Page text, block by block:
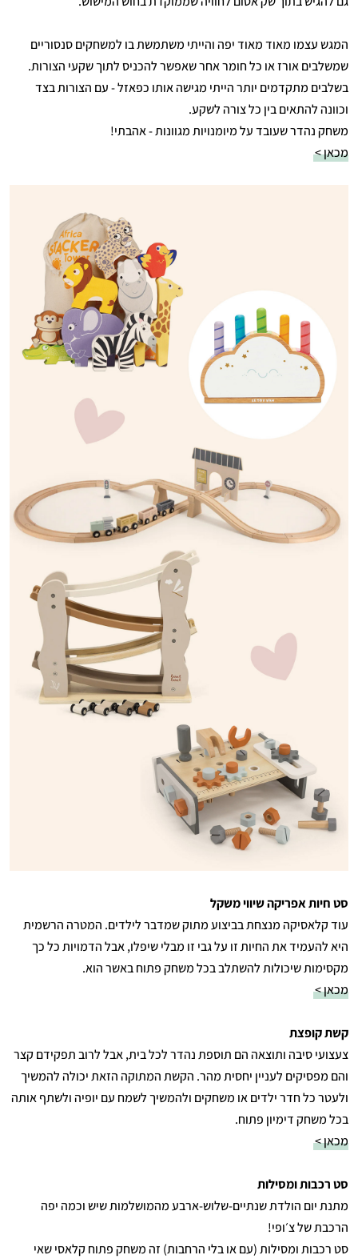
המגש עצמו מאוד מאוד יפה והייתי משתמשת בו למשחקים סנסוריים
שמשלבים אורז או כל חומר אחר שאפשר להכניס לתוך שקעי הצורות.
בשלבים מתקדמים יותר הייתי מגישה אותו כפאזל - עם הצורות בצד
וכוונה להתאים בין כל צורה לשקע.
משחק נהדר שעובד על מיומנויות מגוונות - אהבתי!
מכאן >
סט חיות אפריקה שיווי משקל
עוד קלאסיקה מנצחת בביצוע מתוק שמדבר לילדים. המטרה הרשמית
היא להעמיד את החיות זו על גבי זו מבלי שיפלו, אבל הדמויות כל כך
מקסימות שיכולות להשתלב בכל משחק פתוח באשר הוא.
מכאן >
קשת קופצת
צעצועי סיבה ותוצאה הם תוספת נהדר לכל בית, אבל לרוב תפקידם קצר
והם מפסיקים לעניין יחסית מהר. הקשת המתוקה הזאת יכולה להמשיך
ולעטר כל חדר ילדים או משחקים ולהמשיך לשמח עם יופיה ולשתף אותה
בכל משחק דימיון פתוח.
מכאן >
סט רכבות ומסילות
מתנת יום הולדת שנתיים-שלוש-ארבע מהמושלמות שיש וכמה יפה
הרכבת של צ׳ופי!
סט רכבות ומסילות (עם או בלי הרחבות) זה משחק פתוח קלאסי שאי